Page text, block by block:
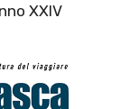
XXIV